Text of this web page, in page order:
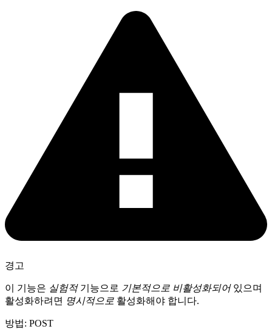
경고
이 기능은 실험적기능으로 기본적으로 비활성화되어있으며
활성화하려면 명시적으로 활성화해야 합니다.
방법: POST